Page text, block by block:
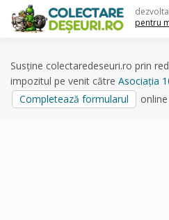
content
pentru
Susține colectaredeseuri.ro prin
impozitul pe venit către Asociația
Completează formularul